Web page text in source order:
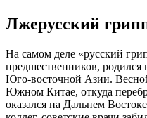
Лжерусский
На самом деле «русский
предшественников, родился
Юго-восточной Азии.
Южном Китае, откуда
оказался на Дальнем